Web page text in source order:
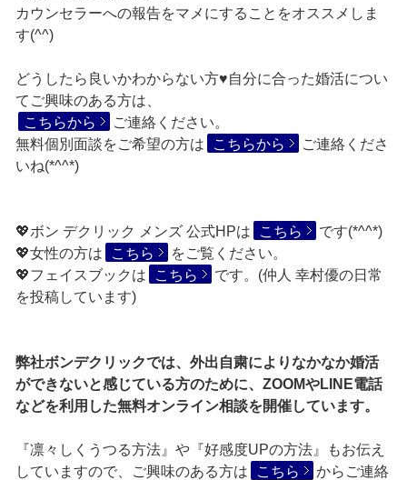
カウンセラーへの報告をマメにすることをオススメしま
す(^^)
どうしたら良いかわからない方♥自分に合った婚活につい
てご興味のある方は、
こちらから
ご連絡ください。
無料個別面談をご希望の方は
こちらから
ご連絡くださ
いね(*^^*)
💖ボン デクリック メンズ 公式HPは こちら
です(*^^*)
💖女性の方は
こちら
をご覧ください。
💖フェイスブックは
こちら
です。(仲人 幸村優の日常
を投稿しています)
弊社ボンデクリックでは、外出自粛によりなかなか婚活
ができないと感じている方のために、ZOOMやLINE電話
などを利用した無料オンライン相談を開催しています。
『凛々しくうつる方法』や『好感度UPの方法』もお伝え
していますので、ご興味のある方は
こちら
からご連絡